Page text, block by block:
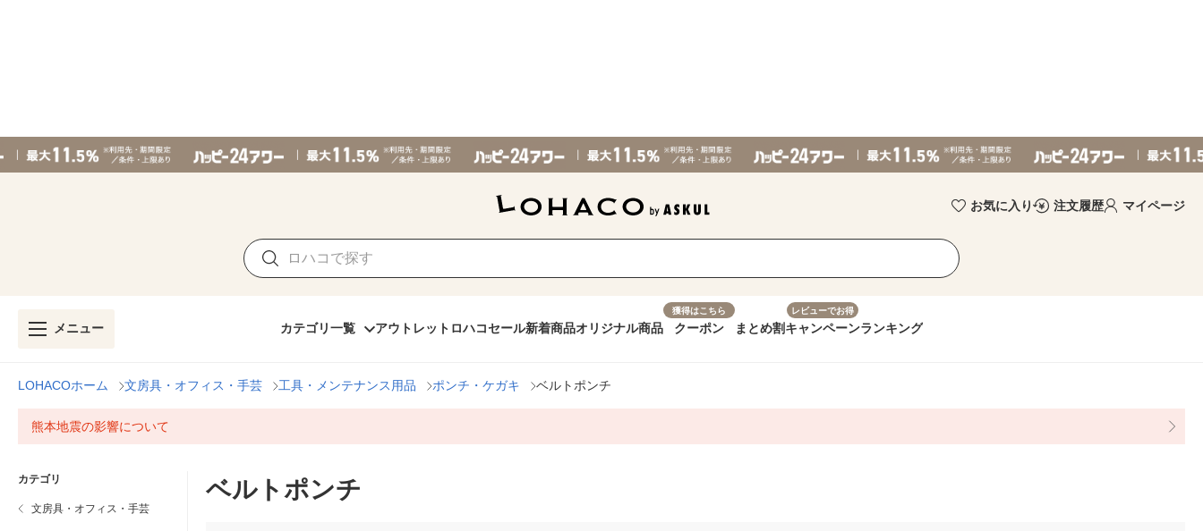
お気に入り 注文履歴 マイページ
メニュー カテゴリ一覧 アウトレット ロハコセール新着商品オリジナル商品
獲得はこちら
クーポン まとめ割
レビューでお得
キャンペーンランキング
LOHACOホーム 文房具・オフィス・手芸 工具・メンテナンス用品 ポンチ・ケガキ ベルトポンチ
熊本地震の影響について
カテゴリ
文房具・オフィス・手芸
ベルトポンチ